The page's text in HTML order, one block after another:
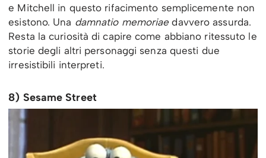
e Mitchell in questo rifacimento semplicemente non
esistono. Una damnatio memoriae davvero assurda.
Resta la curiosità di capire come abbiano ritessuto le
storie degli altri personaggi senza questi due
irresistibili interpreti.
8) Sesame Street